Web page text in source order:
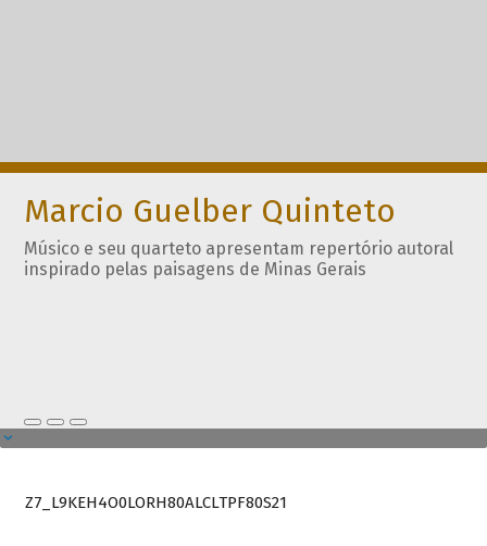
Marcio Guelber Quinteto
Músico e seu quarteto apresentam repertório autoral
inspirado pelas paisagens de Minas Gerais
Z7_L9KEH4O0LORH80ALCLTPF80S21